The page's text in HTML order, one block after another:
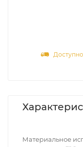
Материальное